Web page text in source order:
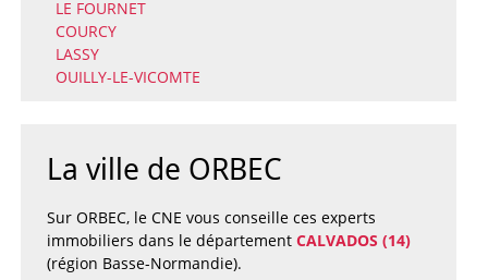
LE FOURNET
COURCY
LASSY
OUILLY-LE-VICOMTE
La ville de ORBEC
Sur ORBEC, le CNE vous conseille ces experts
immobiliers dans le département CALVADOS (14)
(région Basse-Normandie).